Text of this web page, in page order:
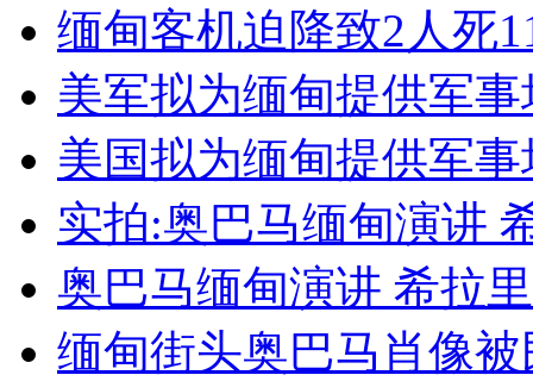
女孩北京地铁殴打老人 痛下狠手拳打脚踢
无痛分娩是否安全 医生回应
外交部：反对强权政治霸凌主义
外交部：有关国家言论片面不公正
缅甸客机迫降致2人死
美军拟为缅甸提供军事
美国拟为缅甸提供军
实拍:奥巴马缅甸演讲
奥巴马缅甸演讲 希拉
缅甸街头奥巴马肖像